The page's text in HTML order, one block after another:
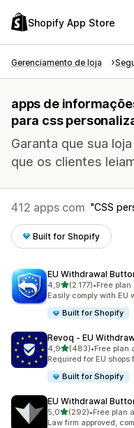
Shopify App Store
Gerenciamento de loja
apps de
para css
Garanta que sua
que os clientes
412 apps com CSS
Built for Shopify
EU Withdrawal
4,9de 5 estrelas
(2.177)
2177 avaliações ao
•Free
Easily comply with
Built for Shopify
Revoq ‑ EU
4,9de 5 estrelas
(483)
483 avaliações ao
•Free plan
Required for EU
Built for Shopify
EU Withdrawal
5,0de 5 estrelas
(292)
292 avaliações ao todo
•Free plan
Law firm approved,